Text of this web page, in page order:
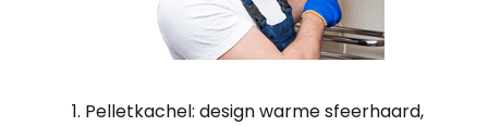
Pelletkachel: design warme sfeerhaard,